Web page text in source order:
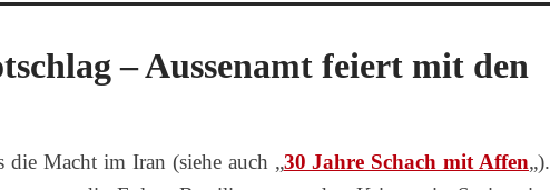
– Aussenamt feiert mit den
die Macht im Iran (siehe auch „30 Jahre Schach mit Affen„).